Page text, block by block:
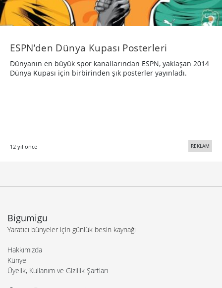
ESPN’den Dünya Kupası Posterleri
Dünyanın en büyük spor kanallarından ESPN, yaklaşan 2014
Dünya Kupası için birbirinden şık posterler yayınladı.
12 yıl önce REKLAM
Bigumigu
Yaratıcı bünyeler için günlük besin kaynağı
Hakkımızda
Künye
Üyelik, Kullanım ve Gizlilik Şartları